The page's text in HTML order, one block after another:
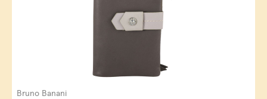
Bruno Banani